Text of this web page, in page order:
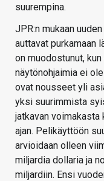
suurempina.
JPR:n mukaan
auttavat purkamaan
on muodostunut,
näytönohjaimia ei
ovat nousseet yli
yksi suurimmista
jatkavan voimakasta
ajan. Pelikäyttöön
arvioidaan olleen
miljardia dollaria ja
miljardiin. Ensi